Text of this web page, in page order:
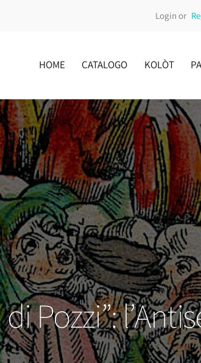
Login or
HOME CATALOGO KOLÒT
Pozzi”: